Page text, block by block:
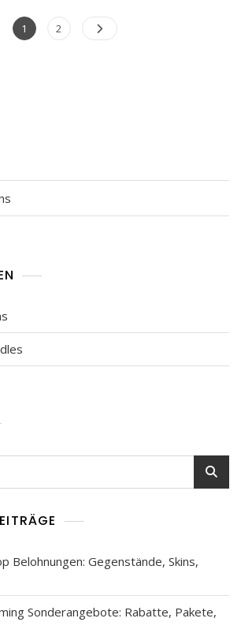
Posts
Page
1 Page
2
Belohnungen: Gegenstände, Skins,
Sonderangebote: Rabatte, Pakete,